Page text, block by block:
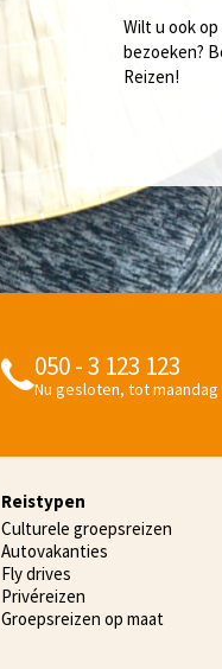
Wilt u ook
bezoeken?
Reizen!
050 - 3 123 123
Nu gesloten, tot maandag
Reistypen
Culturele groepsreizen
Autovakanties
Fly drives
Privéreizen
Groepsreizen op maat